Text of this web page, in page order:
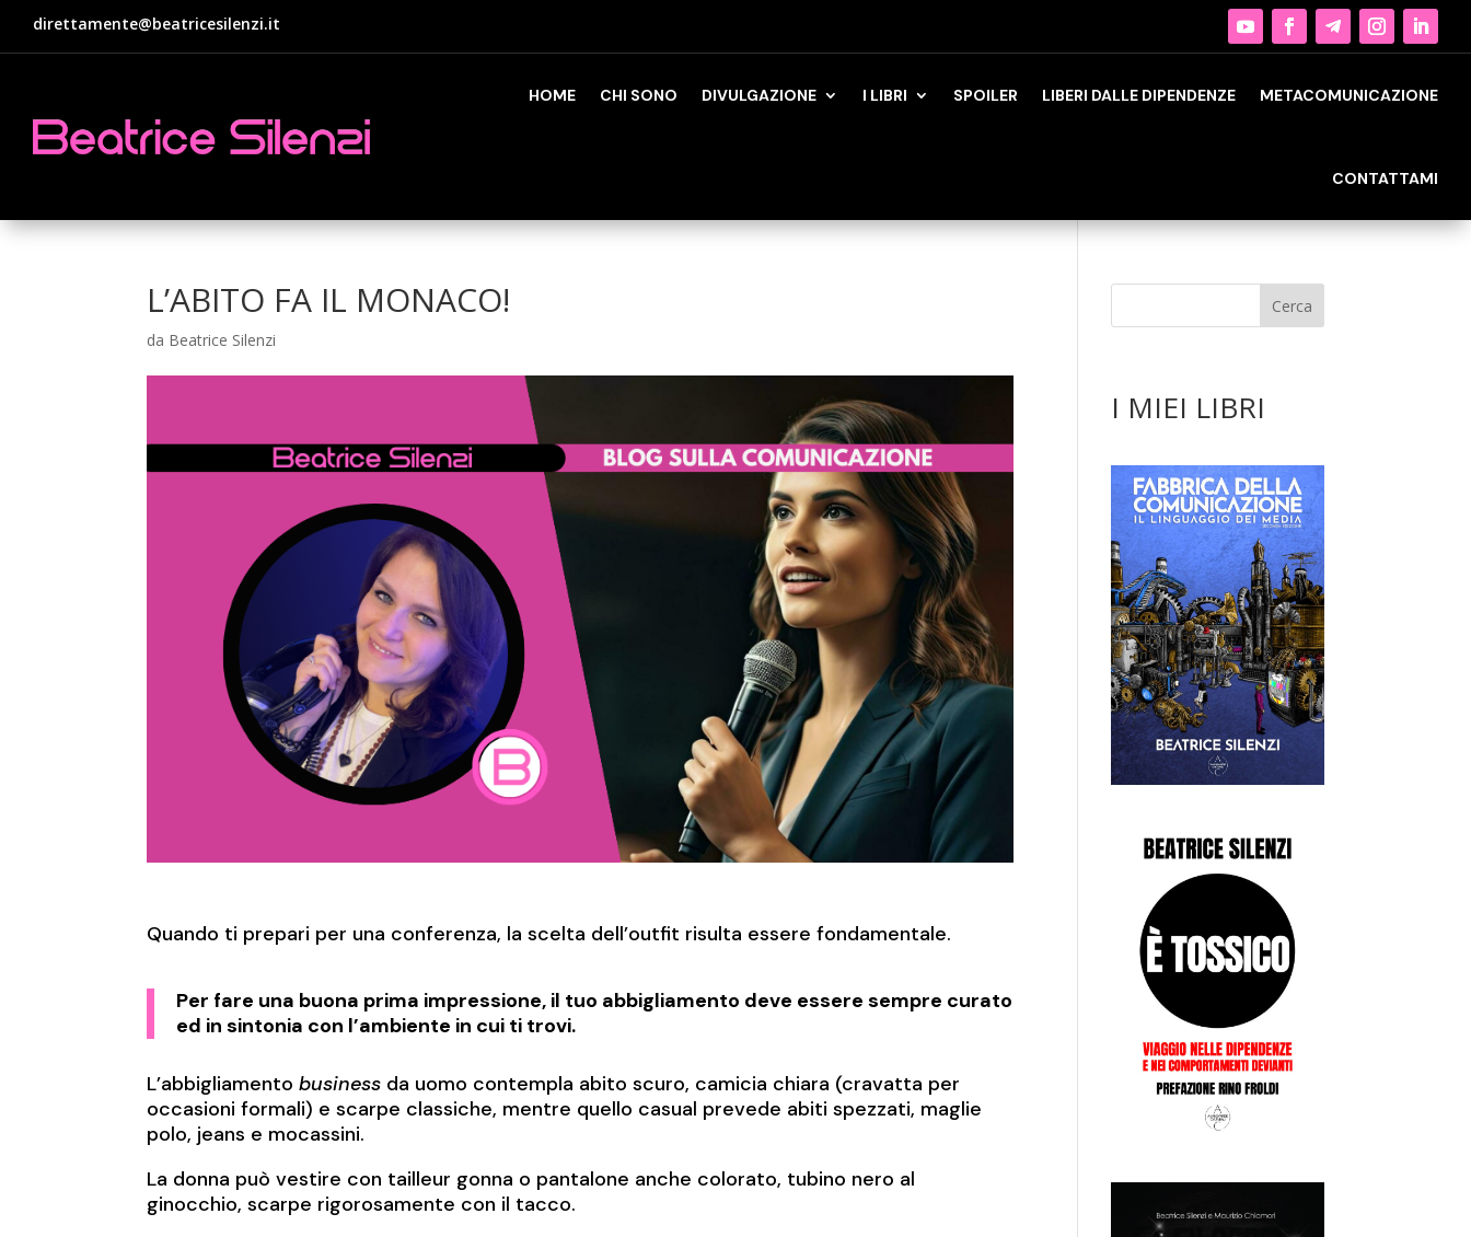
direttamente@beatricesilenzi.it
HOME CHI SONO DIVULGAZIONE I LIBRI SPOILER LIBERI DALLE DIPENDENZE METACOMUNICAZIONE
CONTATTAMI
L’ABITO FA IL MONACO!
da Beatrice Silenzi
Quando ti prepari per una conferenza, la scelta dell’outfit risulta essere fondamentale.
Per fare una buona prima impressione, il tuo abbigliamento deve essere sempre curato
ed in sintonia con l’ambiente in cui ti trovi.
L’abbigliamentobusiness da uomo contempla abito scuro, camicia chiara (cravatta per
occasioni formali) e scarpe classiche, mentre quello casual prevede abiti spezzati, maglie
polo, jeans e mocassini.
La donna può vestire con tailleur gonna o pantalone anche colorato, tubino nero al
ginocchio, scarpe rigorosamente con il tacco.
I MIEI LIBRI